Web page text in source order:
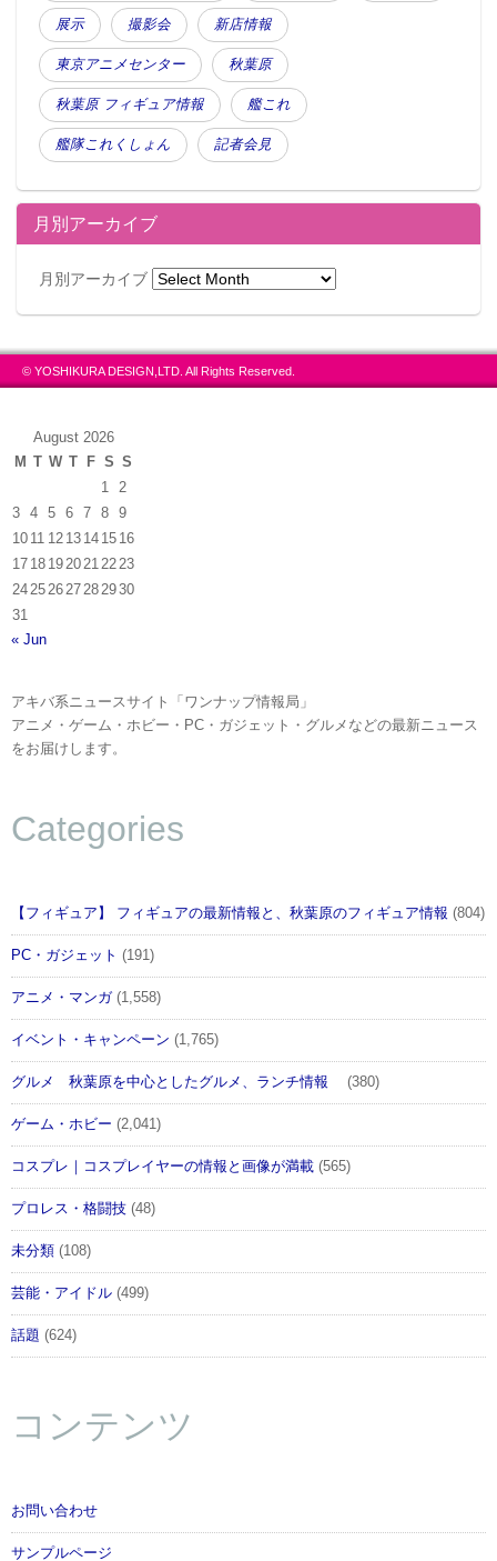
展示 撮影会 新店情報
東京アニメセンター 秋葉原
秋葉原 フィギュア情報 艦これ
艦隊これくしょん 記者会見
月別アーカイブ
月別アーカイブ
© YOSHIKURA DESIGN,LTD. All Rights Reserved.
August 2026
M T W T F S S
1
2
3
4 5 6 7 8
9
10 11 12 13 14 15 16
17 18 19 20 21 22 23
24 25 26 27 28 2930
31
« Jun
アキバ系ニュースサイト「ワンナップ情報局」
アニメ・ゲーム・ホビー・PC・ガジェット・グルメなどの最新ニュース
をお届けします。
Categories
【フィギュア】 フィギュアの最新情報と、秋葉原のフィギュア情報 (804)
PC・ガジェット (191)
アニメ・マンガ(1,558)
イベント・キャンペーン (1,765)
グルメ 秋葉原を中心としたグルメ、ランチ情報 (380)
ゲーム・ホビー (2,041)
コスプレ｜コスプレイヤーの情報と画像が満載 (565)
プロレス・格闘技 (48)
未分類 (108)
芸能・アイドル (499)
話題 (624)
コンテンツ
お問い合わせ
サンプルページ